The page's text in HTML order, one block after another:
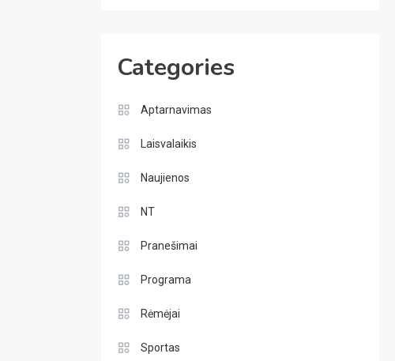
Categories
Aptarnavimas
Laisvalaikis
Naujienos
NT
Pranešimai
Programa
Rėmėjai
Sportas